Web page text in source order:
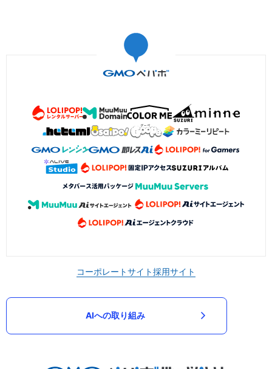
コーポレートサイト採用サイト
AIへの取り組み